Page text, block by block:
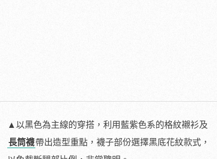
▲以黑色為主線的穿搭，利用藍紫色系的格紋襯衫及
長筒襪帶出造型重點，襪子部份選擇黑底花紋款式，